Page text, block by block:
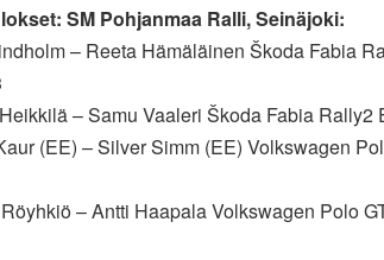
SM Pohjanmaa Ralli, Seinäjoki:
– Reeta Hämäläinen Škoda Fabia
– Samu Vaaleri Škoda Fabia Rally2
(EE) – Silver Simm (EE) Volkswagen
– Antti Haapala Volkswagen Polo